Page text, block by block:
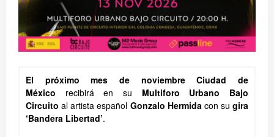
El próximo mes de noviembre Ciudad de
México recibirá en su Multiforo Urbano Bajo
Circuito al artista español Gonzalo Hermidacon su gira
‘Bandera Libertad’.